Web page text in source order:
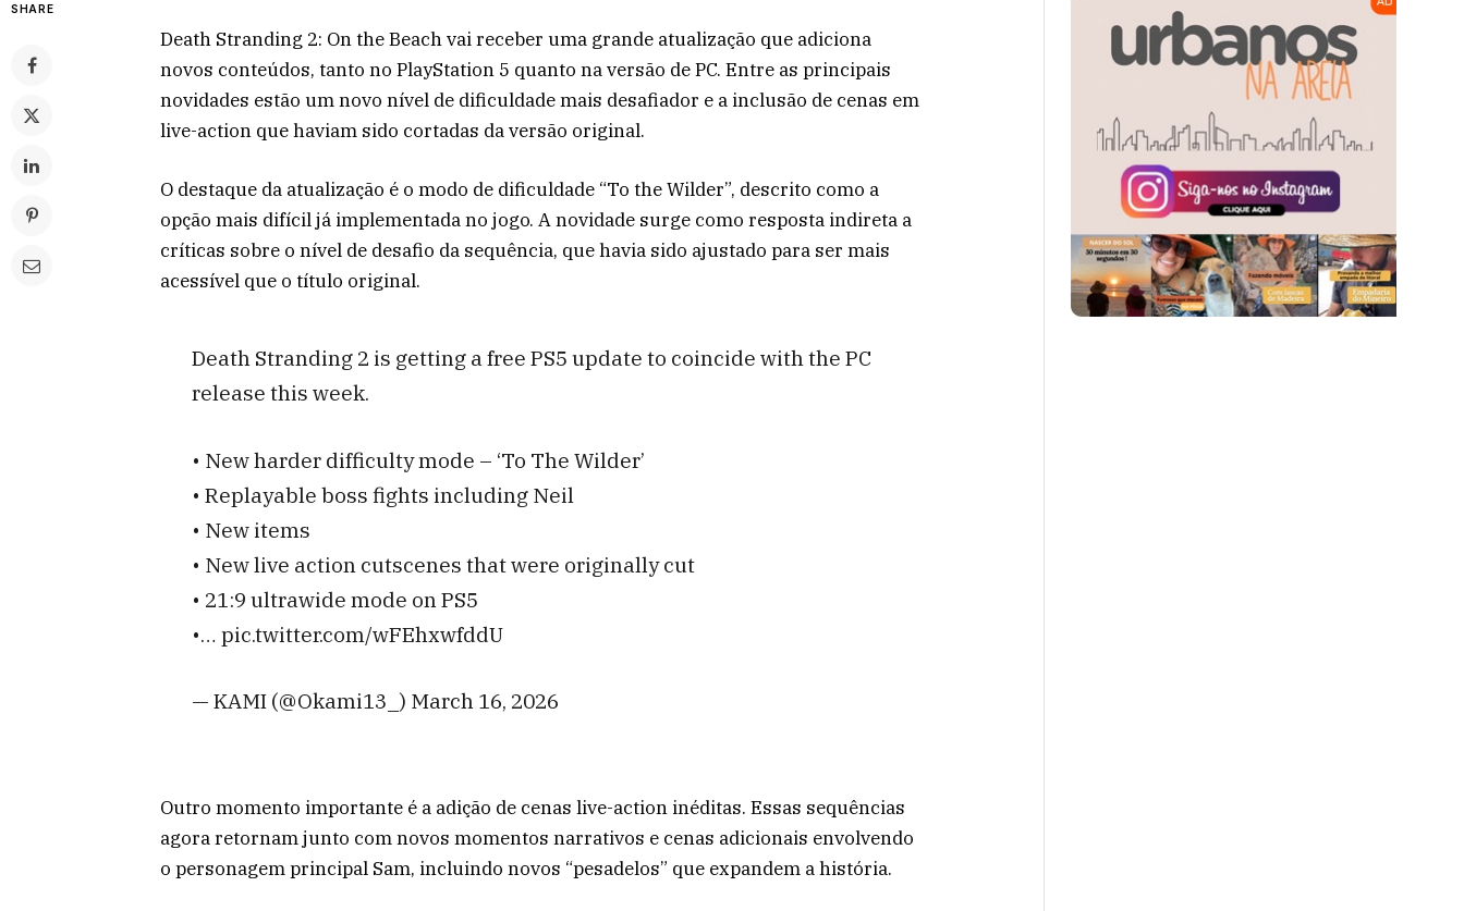
SHARE
Death Stranding 2: On the Beach vai receber uma grande atualização que adiciona
novos conteúdos, tanto no PlayStation 5 quanto na versão de PC. Entre as principais
novidades estão um novo nível de dificuldade mais desafiador e a inclusão de cenas em
live-action que haviam sido cortadas da versão original.
O destaque da atualização é o modo de dificuldade “To the Wilder”, descrito como a
opção mais difícil já implementada no jogo. A novidade surge como resposta indireta a
críticas sobre o nível de desafio da sequência, que havia sido ajustado para ser mais
acessível que o título original.
Death Stranding 2 is getting a free PS5 update to coincide with the PC
release this week.
• New harder difficulty mode – ‘To The Wilder’
• Replayable boss fights including Neil
• New items
• New live action cutscenes that were originally cut
• 21:9 ultrawide mode on PS5
•… pic.twitter.com/wFEhxwfddU
— KAMI (@Okami13_) March 16, 2026
Outro momento importante é a adição de cenas live-action inéditas. Essas sequências
agora retornam junto com novos momentos narrativos e cenas adicionais envolvendo
o personagem principal Sam, incluindo novos “pesadelos” que expandem a história.